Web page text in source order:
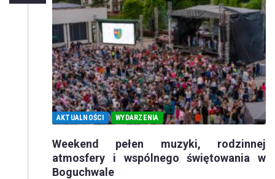
AKTUALNOŚCI WYDARZENIA
Weekend pełen muzyki, rodzinnej
atmosfery i wspólnego świętowania w
Boguchwale